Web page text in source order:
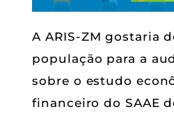
A ARIS-ZM gostaria
população para a
sobre o estudo
financeiro do SAAE